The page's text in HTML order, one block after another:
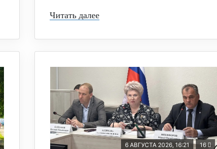
Читать далее
6 АВГУСТА 2026, 16:21 16